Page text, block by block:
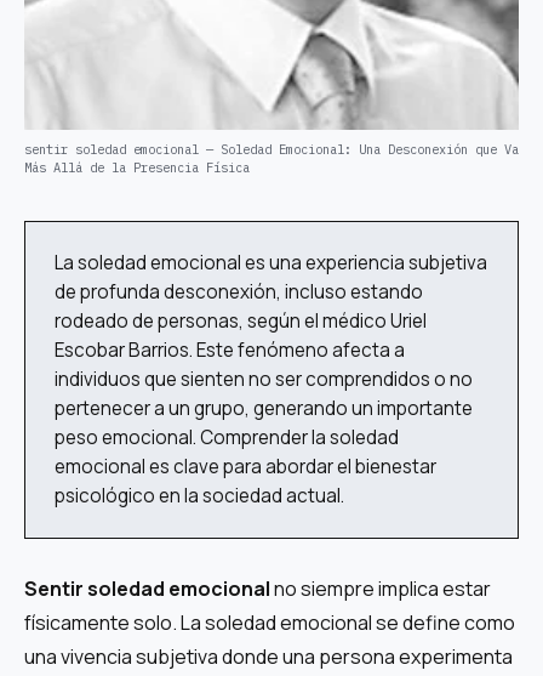
sentir soledad emocional — Soledad Emocional: Una Desconexión que Va
Más Allá de la Presencia Física
La soledad emocional es una experiencia subjetiva
de profunda desconexión, incluso estando
rodeado de personas, según el médico Uriel
Escobar Barrios. Este fenómeno afecta a
individuos que sienten no ser comprendidos o no
pertenecer a un grupo, generando un importante
peso emocional. Comprender la soledad
emocional es clave para abordar el bienestar
psicológico en la sociedad actual.
Sentir soledad emocionalno siempre implica estar
físicamente solo. La soledad emocional se define como
una vivencia subjetiva donde una persona experimenta